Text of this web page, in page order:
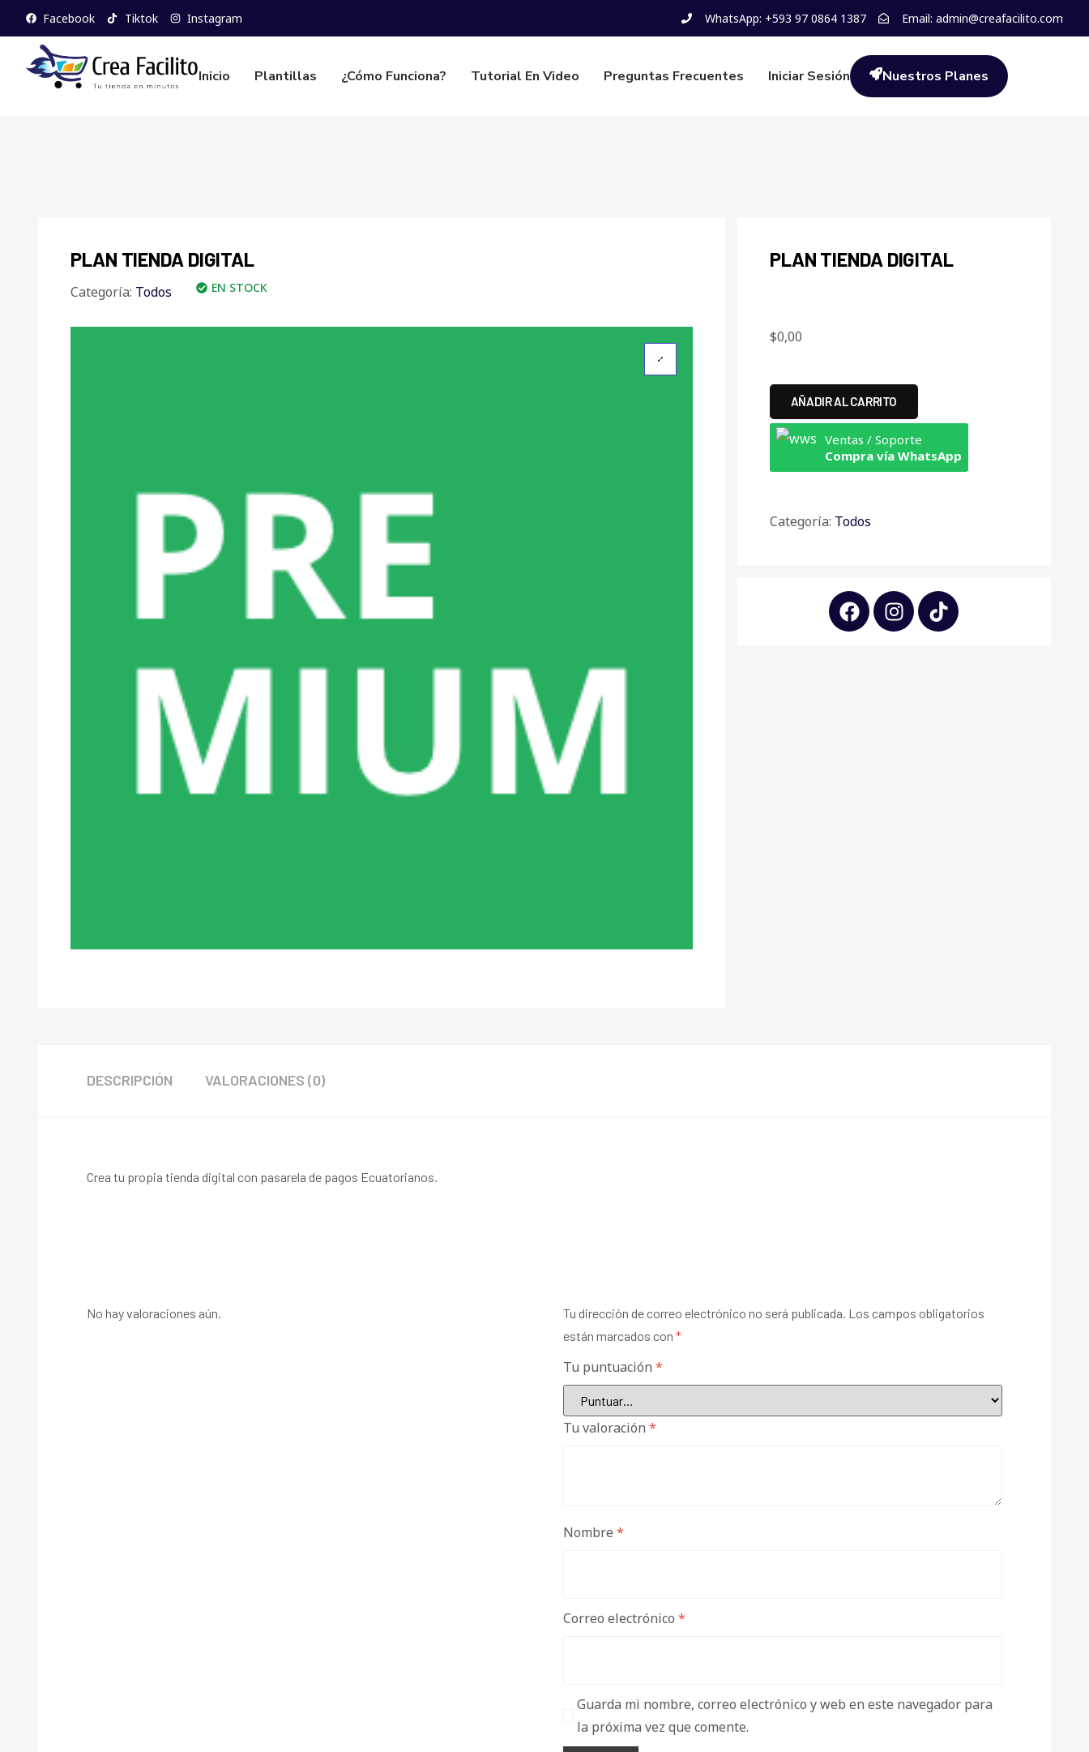
Facebook Tiktok Instagram WhatsApp: +593 97 0864 1387 Email: admin@creafacilito.com
Inicio Plantillas ¿Cómo Funciona? Tutorial En Video Preguntas Frecuentes Iniciar Sesión Nuestros Planes
PLAN TIENDA DIGITAL
Categoría: Todos EN STOCK
PLAN TIENDA DIGITAL
$0,00
AÑADIR AL CARRITO
Ventas / Soporte
Compra vía WhatsApp
Categoría: Todos
DESCRIPCIÓN VALORACIONES (0)
Crea tu propia tienda digital con pasarela de pagos Ecuatorianos.
No hay valoraciones aún. Tu dirección de correo electrónico no será publicada. Los campos obligatorios
están marcados con *
Tu puntuación *
Tu valoración *
Nombre *
Correo electrónico *
Guarda mi nombre, correo electrónico y web en este navegador para
la próxima vez que comente.